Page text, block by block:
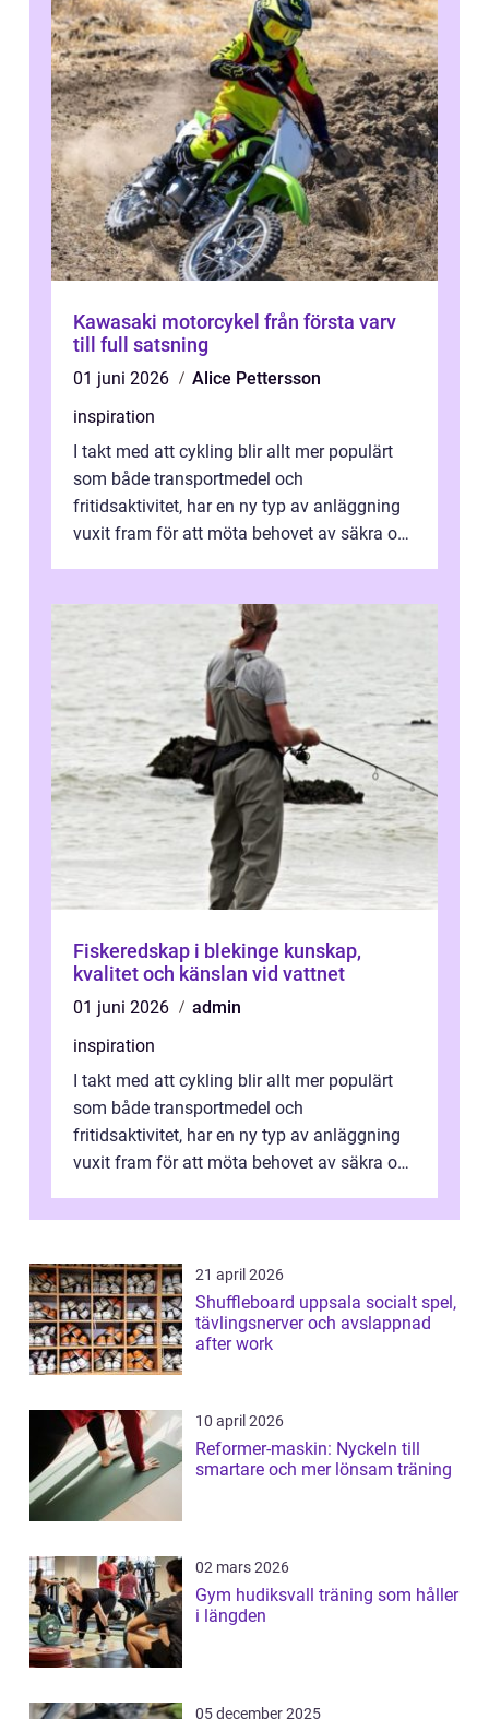
Kawasaki motorcykel från första varv
till full satsning
01 juni 2026
Alice Pettersson
inspiration
I takt med att cykling blir allt mer populärt
som både transportmedel och
fritidsaktivitet, har en ny typ av anläggning
vuxit fram för att möta behovet av säkra och
Fiskeredskap i blekinge kunskap,
kvalitet och känslan vid vattnet
01 juni 2026
admin
inspiration
I takt med att cykling blir allt mer populärt
som både transportmedel och
fritidsaktivitet, har en ny typ av anläggning
vuxit fram för att möta behovet av säkra och
21 april 2026
Shuffleboard uppsala socialt spel,
tävlingsnerver och avslappnad
after work
10 april 2026
Reformer-maskin: Nyckeln till
smartare och mer lönsam träning
02 mars 2026
Gym hudiksvall träning som håller
i längden
05 december 2025